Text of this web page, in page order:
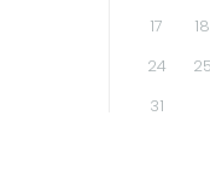
17
18
24
25
31